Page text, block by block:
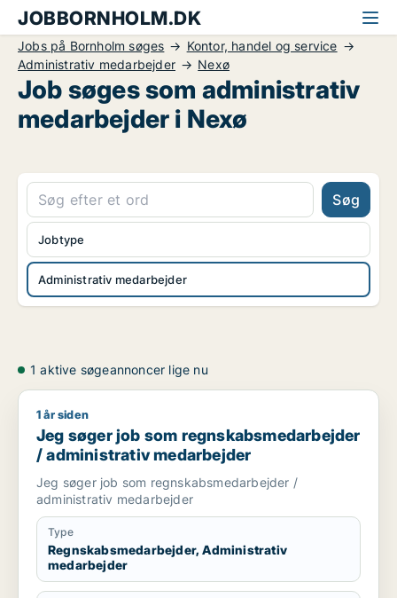
JOBBORNHOLM.DK
Jobs på Bornholm søges
Kontor, handel og service
Administrativ medarbejder
Nexø
Job søges som administrativ
medarbejder i Nexø
Søg
Administrativ medarbejder
Jobtype
1 aktive søgeannoncer lige nu
Jeg søger job som regnskabsmedarbejder / administrativ
1 år siden
Jeg søger job som regnskabsmedarbejder
/ administrativ medarbejder
Jeg søger job som regnskabsmedarbejder /
administrativ medarbejder
Type
Regnskabsmedarbejder, Administrativ
medarbejder